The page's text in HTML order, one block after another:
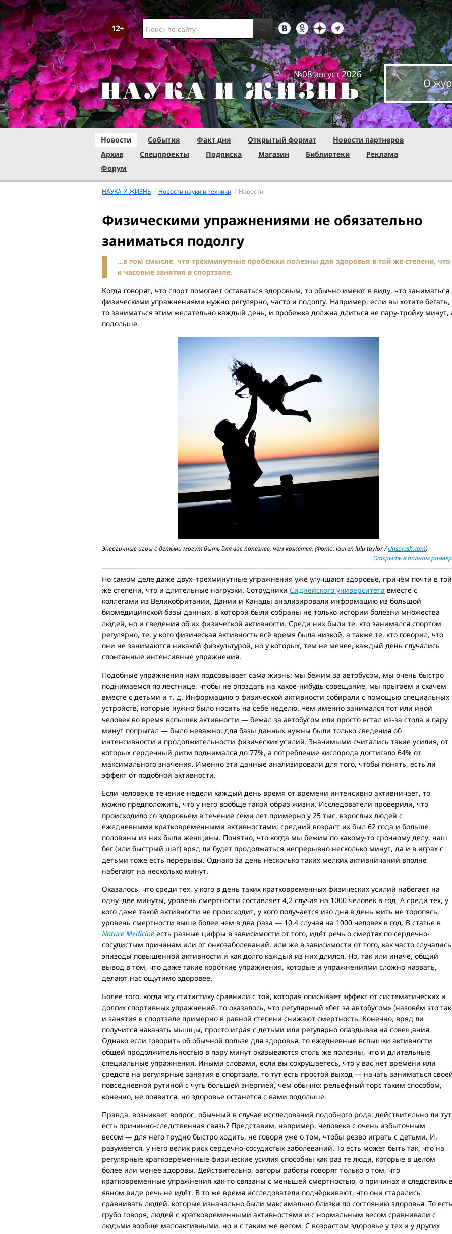
№08 август 2026
О
Новости События Факт дня Открытый формат
Новости партнеров
Архив
Спецпроекты Подписка Магазин Библиотеки
Реклама
Форум
НАУКА И ЖИЗНЬ / Новости науки и техники / Новости
Физическими упражнениями не обязательно
заниматься подолгу
…в том смысле, что трёхминутные пробежки полезны для здоровья в той же степени, что
и часовые занятия в спортзале.
Когда говорят, что спорт помогает оставаться здоровым, то обычно имеют в виду, что заниматься
физическими упражнениями нужно регулярно, часто и подолгу. Например, если вы хотите бегать,
то заниматься этим желательно каждый день, и пробежка должна длиться не пару-тройку минут,
подольше.
Энергичные игры с детьми могут быть для вас полезнее, чем кажется. (Фото: lauren lulu taylor /Unsplash.com)
Открыть в полном
Но самом деле даже двух–трёхминутные упражнения уже улучшают здоровье, причём почти в той
же степени, что и длительные нагрузки. Сотрудники Сиднейского университета вместе с
коллегами из Великобритании, Дании и Канады анализировали информацию из большой
биомедицинской базы данных, в которой были собраны не только истории болезни множества
людей, но и сведения об их физической активности. Среди них были те, кто занимался спортом
регулярно, те, у кого физическая активность всё время была низкой, а также те, кто говорил, что
они не занимаются никакой физкультурой, но у которых, тем не менее, каждый день случались
спонтанные интенсивные упражнения.
Подобные упражнения нам подсовывает сама жизнь: мы бежим за автобусом, мы очень быстро
поднимаемся по лестнице, чтобы не опоздать на какое-нибудь совещание, мы прыгаем и скачем
вместе с детьми и т. д. Информацию о физической активности собирали с помощью специальных
устройств, которые нужно было носить на себе неделю. Чем именно занимался тот или иной
человек во время вспышек активности — бежал за автобусом или просто встал из-за стола и пару
минут попрыгал — было неважно: для базы данных нужны были только сведения об
интенсивности и продолжительности физических усилий. Значимыми считались такие усилия, от
которых сердечный ритм поднимался до 77%, а потребление кислорода достигало 64% от
максимального значения. Именно эти данные анализировали для того, чтобы понять, есть ли
эффект от подобной активности.
Если человек в течение недели каждый день время от времени интенсивно активничает, то
можно предположить, что у него вообще такой образ жизни. Исследователи проверили, что
происходило со здоровьем в течение семи лет примерно у 25 тыс. взрослых людей с
ежедневными кратковременными активностями; средний возраст их был 62 года и больше
половины из них были женщины. Понятно, что когда мы бежим по какому-то срочному делу, наш
бег (или быстрый шаг) вряд ли будет продолжаться непрерывно несколько минут, да и в играх с
детьми тоже есть перерывы. Однако за день несколько таких мелких активничаний вполне
набегают на несколько минут.
Оказалось, что среди тех, у кого в день таких кратковременных физических усилий набегает на
одну–две минуты, уровень смертности составляет 4,2 случая на 1000 человек в год. А среди тех, у
кого даже такой активности не происходит, у кого получается изо дня в день жить не торопясь,
уровень смертности выше более чем в два раза — 10,4 случая на 1000 человек в год. В статье в
Nature Medicine есть разные цифры в зависимости от того, идёт речь о смертях по сердечно-
сосудистым причинам или от онкозаболеваний, или же в зависимости от того, как часто случались
эпизоды повышенной активности и как долго каждый из них длился. Но, так или иначе, общий
вывод в том, что даже такие короткие упражнения, которые и упражнениями сложно назвать,
делают нас ощутимо здоровее.
Более того, когда эту статистику сравнили с той, которая описывает эффект от систематических и
долгих спортивных упражнений, то оказалось, что регулярный «бег за автобусом» (назовём это
и занятия в спортзале примерно в равной степени снижают смертность. Конечно, вряд ли
получится накачать мышцы, просто играя с детьми или регулярно опаздывая на совещания.
Однако если говорить об обычной пользе для здоровья, то ежедневные вспышки активности
общей продолжительностью в пару минут оказываются столь же полезны, что и длительные
специальные упражнения. Иными словами, если вы сокрушаетесь, что у вас нет времени или
средств на регулярные занятия в спортзале, то тут есть простой выход — начать заниматься
повседневной рутиной с чуть большей энергией, чем обычно: рельефный торс таким способом,
конечно, не появится, но здоровье останется с вами подольше.
Правда, возникает вопрос, обычный в случае исследований подобного рода: действительно ли тут
есть причинно-следственная связь? Представим, например, человека с очень избыточным
весом — для него трудно быстро ходить, не говоря уже о том, чтобы резво играть с детьми. И,
разумеется, у него велик риск сердечно-сосудистых заболеваний. То есть может быть так, что на
регулярные кратковременные физические усилия способны как раз те люди, которые в целом
более или менее здоровы. Действительно, авторы работы говорят только о том, что
кратковременные упражнения как-то связаны с меньшей смертностью, о причинах и следствиях
явном виде речь не идёт. В то же время исследователи подчёркивают, что они старались
сравнивать людей, которые изначально были максимально близки по состоянию здоровья. То
грубо говоря, людей с кратковременными активностями и с нормальным весом сравнивали с
людьми вообще малоактивными, но и с таким же весом. С возрастом здоровье у тех и у других